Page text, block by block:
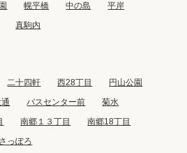
幌平橋 中の島
平岸
真駒内
二十四軒 西28丁目
円山公園
バスセンター前
菊水
南郷１３丁目
南郷18丁目
っぽろ